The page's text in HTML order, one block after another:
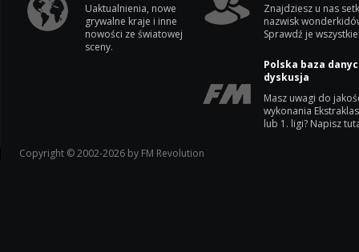
Uaktualnienia, nowe
grywalne kraje i inne
nowości ze światowej
sceny.
Znajdziesz u nas
nazwisk
Sprawdź je
Polska baza
dyskusja
Masz uwagi do
wykonania
lub 1. ligi? Napisz
Copyright © 2002-2026 by FM Revolution